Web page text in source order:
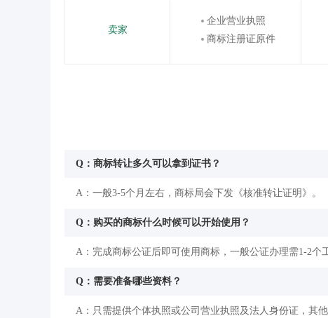
卖家
企业营业执照
商标注册证原件
Q：商标转让多久可以拿到证书？
A：一般3-5个月左右，商标局会下发《核准转让证明》。
Q：购买的商标什么时候可以开始使用？
A：完成商标公证后即可使用商标，一般公证办理需1-2个
Q：需要准备哪些资料？
A：只需提供个体执照或公司营业执照及法人身份证，其他